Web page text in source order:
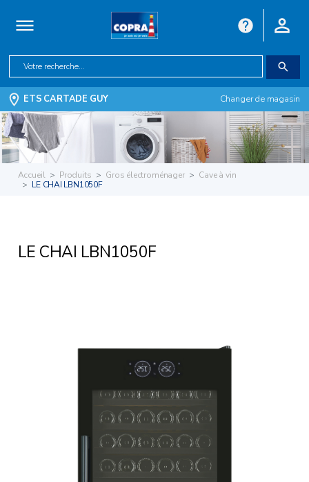
ETS CARTADE GUY Changer de magasin
Accueil Produits Gros électroménager
Cave à vin
LE CHAI LBN1050F
LE CHAI LBN1050F